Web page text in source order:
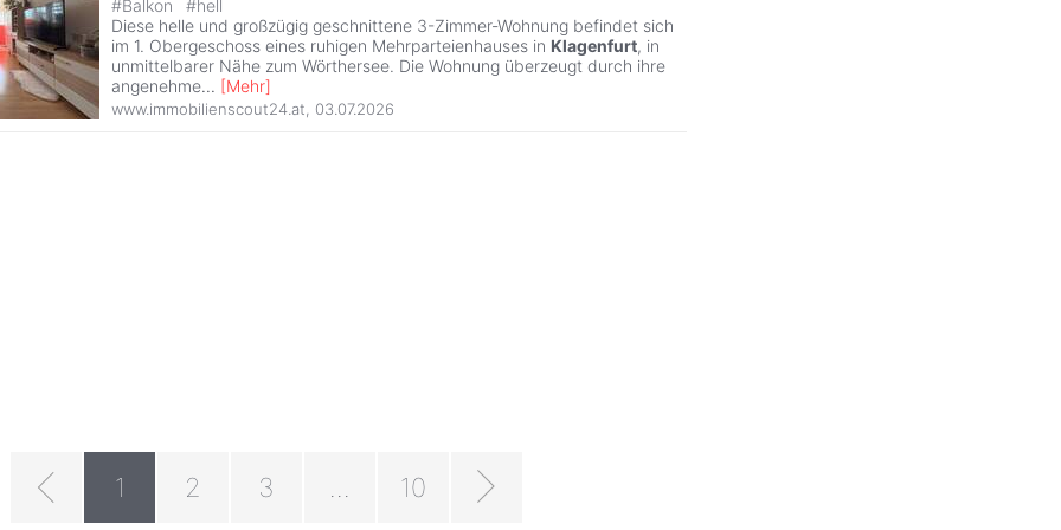
#Balkon #hell
Diese helle und großzügig geschnittene 3-Zimmer-Wohnung befindet sich
im 1. Obergeschoss eines ruhigen Mehrparteienhauses in Klagenfurt, in
unmittelbarer Nähe zum Wörthersee. Die Wohnung überzeugt durch ihre
angenehme... [Mehr]
www.immobilienscout24.at 03.07.2026
1 2 3 10